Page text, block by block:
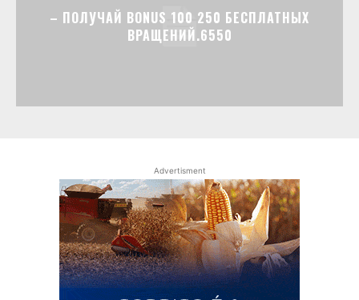
– ПОЛУЧАЙ BONUS 100 250 БЕСПЛАТНЫХ
ВРАЩЕНИЙ.6550
Advertisment